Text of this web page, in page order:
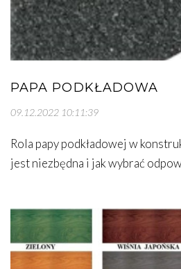
PAPA PODKŁADOWA
09.12.2022 10:11:39
Rola papy podkładowej w
jest niezbędna i jak wybrać